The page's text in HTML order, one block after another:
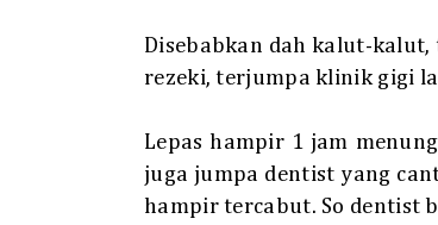
Disebabkan dah kalut-
rezeki, terjumpa klinik gigi
Lepas hampir 1 jam
juga jumpa dentist yang
hampir tercabut. So dentist